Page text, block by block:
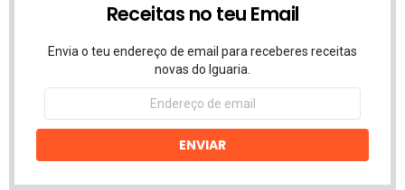
Receitas no teu Email
Envia o teu endereço de email para receberes receitas
novas do Iguaria.
Endereço
email
ENVIAR